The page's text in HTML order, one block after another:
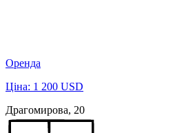
Оренда
Ціна: 1 200 USD
Драгомирова, 20